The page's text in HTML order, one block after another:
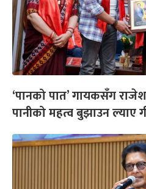
‘पानको पात’ गायकसँग
पानीको महत्व बुझाउन ल्याए